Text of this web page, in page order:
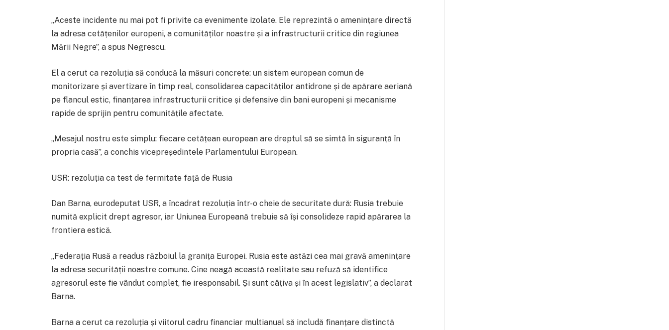
„Aceste incidente nu mai pot fi privite ca evenimente izolate. Ele reprezintă o amenințare directă
la adresa cetățenilor europeni, a comunităților noastre și a infrastructurii critice din regiunea
Mării Negre”, a spus Negrescu.
El a cerut ca rezoluția să conducă la măsuri concrete: un sistem european comun de
monitorizare și avertizare în timp real, consolidarea capacităților antidrone și de apărare aeriană
pe flancul estic, finanțarea infrastructurii critice și defensive din bani europeni și mecanisme
rapide de sprijin pentru comunitățile afectate.
„Mesajul nostru este simplu: fiecare cetățean european are dreptul să se simtă în siguranță în
propria casă”, a conchis vicepreședintele Parlamentului European.
USR: rezoluția ca test de fermitate față de Rusia
Dan Barna, eurodeputat USR, a încadrat rezoluția într-o cheie de securitate dură: Rusia trebuie
numită explicit drept agresor, iar Uniunea Europeană trebuie să își consolideze rapid apărarea la
frontiera estică.
„Federația Rusă a readus războiul la granița Europei. Rusia este astăzi cea mai gravă amenințare
la adresa securității noastre comune. Cine neagă această realitate sau refuză să identifice
agresorul este fie vândut complet, fie iresponsabil. Și sunt câțiva și în acest legislativ”, a declarat
Barna.
Barna a cerut ca rezoluția și viitorul cadru financiar multianual să includă finanțare distinctă